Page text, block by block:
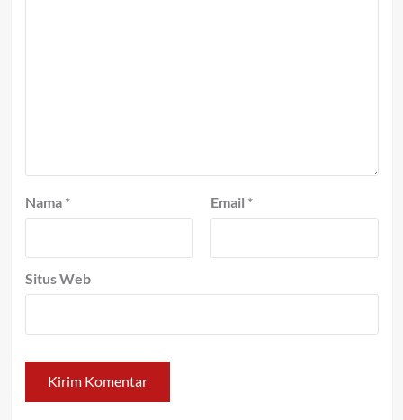
Nama * Email *
Situs Web